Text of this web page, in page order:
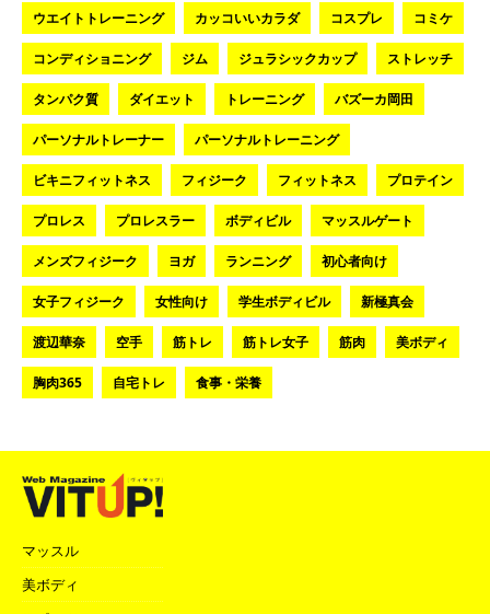
ウエイトトレーニング カッコいいカラダ コスプレ コミケ
コンディショニング ジム ジュラシックカップ ストレッチ
タンパク質 ダイエット トレーニング バズーカ岡田
パーソナルトレーナー パーソナルトレーニング
ビキニフィットネス フィジーク フィットネス プロテイン
プロレス プロレスラー ボディビル マッスルゲート
メンズフィジーク ヨガ ランニング 初心者向け
女子フィジーク 女性向け 学生ボディビル 新極真会
渡辺華奈 空手 筋トレ 筋トレ女子 筋肉 美ボディ
胸肉365 自宅トレ 食事・栄養
マッスル
美ボディ